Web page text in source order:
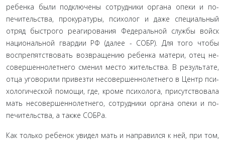
ребенка были подключены сотрудники органа опеки и по­
печительства, прокуратуры, психолог и даже специальный
отряд быстрого реагирования Федеральной службы войск
национальной гвардии РФ (далее - СОБР). Для того чтобы
воспрепятствовать возвращению ребенка матери, отец не­
совершеннолетнего сменил место жительства. В результате,
отца уговорили привезти несовершеннолетнего в Центр пси­
хологической помощи, где, кроме психолога, присутствовала
мать несовершеннолетнего, сотрудники органа опеки и по­
печительства, а также СОБРа.
Как только ребенок увидел мать и направился к ней, при том,